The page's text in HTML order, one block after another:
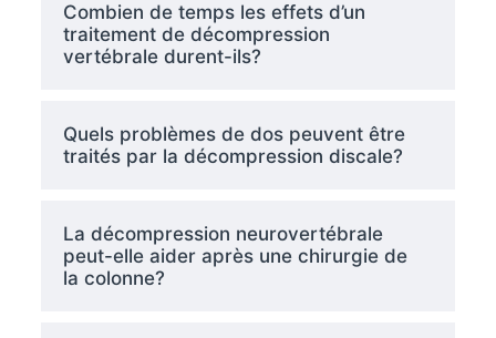
Combien de temps les effets d’un
traitement de décompression
vertébrale durent-ils?
Quels problèmes de dos peuvent être
traités par la décompression discale?
La décompression neurovertébrale
peut-elle aider après une chirurgie de
la colonne?